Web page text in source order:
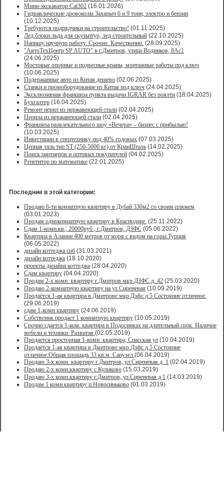
Мини-экскаватор Cat302 (16.01.2026)
Гидравлические дровоколы Захарыч 6 и 9 тонн, электро и бензин
(10.12.2025)
Требуются подрядчики на строительство! (01.11.2025)
Лед,блоки льда для скульптур, лед строительный (22.10.2025)
Напишу научную работу. Срочно. Качественно. (28.09.2025)
"АвтоТехЦентр SP AUTO" в г.Дмитров, улица Водников, 8Ас1
(24.06.2025)
Мостовые опорные и подвесные краны, монтажные работы под ключ
(10.06.2025)
Подержанные авто из Китая дешево (02.06.2025)
Станки и промоборудование из Китая под ключ (24.04.2025)
Эксклюзивная франшиза пункта выдачи IGRAR без роялти (18.04.2025)
Бухгалтер (16.04.2025)
Ремонт перил из нержавеющей стали (02.04.2025)
Перила из нержавеющей стали (02.04.2025)
Франшиза развлекательного шоу «Вечера» – бизнес с прибылью!
(10.03.2025)
Инвестиции в спецтехнику под 40% годовых (07.03.2025)
Цепная таль тип ST (250-5000 кг) от КранШталь (14.02.2025)
Поиск партнеров и оптовых покупателей (04.02.2025)
Репетитор по математике (22.01.2025)
Последние в этой категории:
Продаю 6-ти комнатную квартиру в Дубай 330м2 со своим пляжем
(03.01.2023)
Продам однокомнатную квартиру в Краснодаре. (25.11.2022)
Сдам 1-комн.кв., 20000руб., г.Дмитров, ДЗФС (05.06.2022)
Квартира в Алании 400 метров от моря с видом на горы.Турция
(06.05.2022)
дизайн коттеджа спб (31.03.2021)
дизайн коттеджа (18.10.2020)
проекты дизайна коттеджа (28.04.2020)
Сдам квартиру (04.04.2020)
Продам 2-х комн. квартиру г.Дмитров мкр.ДЗФС д. 42 (25.03.2020)
Продаю 2-комнатную квартиру на ул.Сиреневая (10.09.2019)
Продаётся 1-ая квартира в Дмитрове мкр.Дзфс д.5 Состояние отличное.
(29.06.2019)
сдам 1-комн квартиру (24.06.2019)
Собственик продаст 1 комнатную квартиру (10.05.2019)
Срочно сдается 1-ком. квартира в Подосинках на длительный срок. Наличие
мебели и техники. Развитая (02.05.2019)
Продается просторная 1-комн. квартира, Спасская ул (10.04.2019)
Продаётся 1-ая квартира в Дмитрове мкр.Дзфс д.5 Состояние
отличное.Общая площадь 33 кв.м. Санузел (06.04.2019)
Продаю 3-х комн. квартиру г.Дмитров, ул.Сиреневая д. 1 (02.04.2019)
Продаю 2-х комн.квартиру с.Куликово (15.03.2019)
Продаю 3-х комн.квартиру г.Дмитров, ул.Сиреневая д.1 (14.03.2019)
Продам 1 комн.квартиру п.Новосиньково (01.03.2019)